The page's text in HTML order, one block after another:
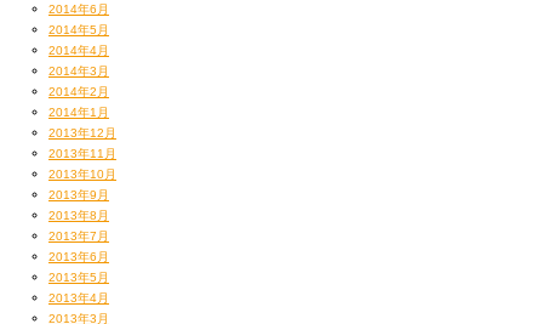
2014年6月
2014年5月
2014年4月
2014年3月
2014年2月
2014年1月
2013年12月
2013年11月
2013年10月
2013年9月
2013年8月
2013年7月
2013年6月
2013年5月
2013年4月
2013年3月